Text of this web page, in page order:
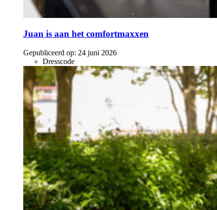
Juan is aan het comfortmaxxen
Gepubliceerd op: 24 juni 2026
Dresscode